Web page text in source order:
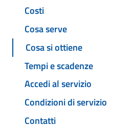
Costi
Cosa serve
Cosa si ottiene
Tempi e scadenze
Accedi al servizio
Condizioni di servizio
Contatti